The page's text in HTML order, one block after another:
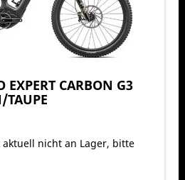
CARBON G3
TAUPE
nicht an Lager, bitte